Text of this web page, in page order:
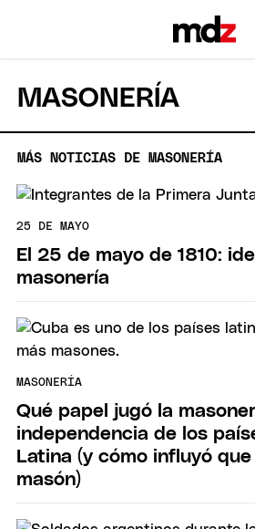
MASONERÍA
MÁS NOTICIAS DE MASONERÍA
25 DE MAYO
El 25 de mayo de 1810:
masonería
MASONERÍA
Qué papel jugó la
independencia de los
Latina (y cómo influyó
masón)